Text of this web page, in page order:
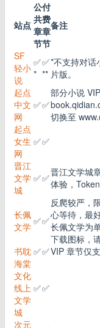
站点
公
共
章
节
付
费
章
节
备注
SF
轻小
说
✅
*
✅
**
*不支持对话
片版。
起点
中文
网
✅✅
部分小说
切换至
起点
女生
网
✅✅
晋江
文学
城
✅✅晋江文学城
体验，
长佩
文学 ✅✅
反爬较严，
心等待，最
长佩文学为
下载图标，
书耽 ✅✅VIP 章节仅
海棠
文化
线上
文学
城
✅✅
次元